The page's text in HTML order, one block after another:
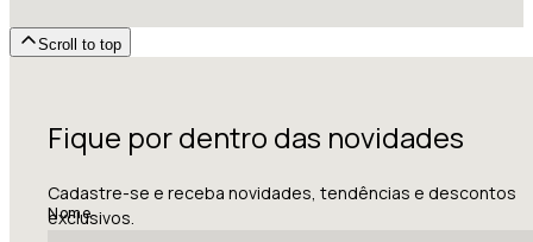
Scroll to top
Fique por dentro das novidades
Cadastre-se e receba novidades, tendências e descontos
exclusivos.
Nome